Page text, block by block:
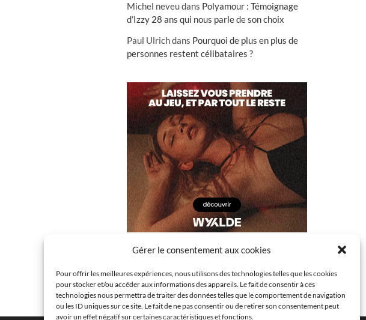
Gérer le consentement aux cookies
Pour offrir les meilleures expériences, nous utilisons des technologies telles que les cookies
pour stocker et/ou accéder aux informations des appareils. Le fait de consentir à ces
technologies nous permettra de traiter des données telles que le comportement de navigation
ou les ID uniques sur ce site. Le fait de ne pas consentir ou de retirer son consentement peut
avoir un effet négatif sur certaines caractéristiques et fonctions.
Michel neveudans Polyamour : Témoignage
d’Izzy 28 ans qui nous parle de son choix
Paul Ulrichdans Pourquoi de plus en plus de
personnes restent célibataires ?